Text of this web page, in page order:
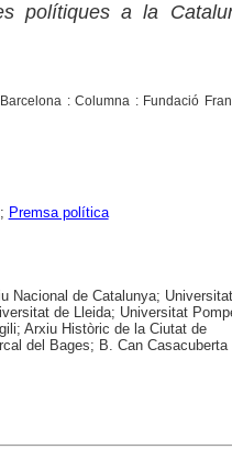
polítiques a la
: Columna : Fundació
Premsa política
Nacional de Catalunya; Universitat
de Lleida; Universitat
Arxiu Històric de la Ciutat de
del Bages; B. Can Casacuberta